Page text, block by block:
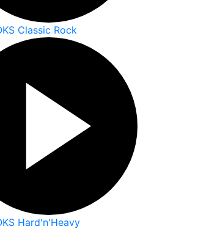
Classic Rock
Hard'n'Heavy